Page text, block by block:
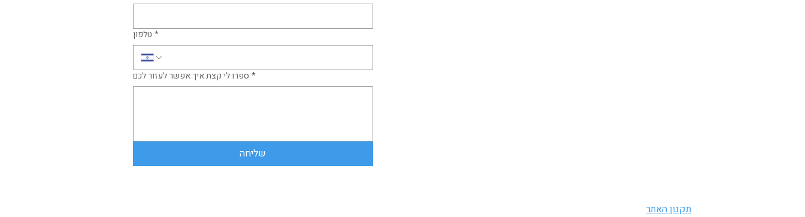
טלפון *
ספרו לי קצת איך אפשר לעזור לכם *
שליחה
תקנון האתר